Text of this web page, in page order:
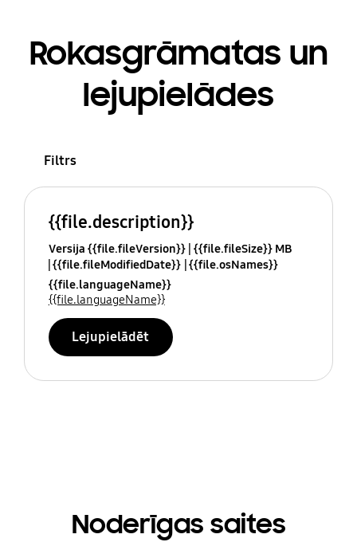
Rokasgrāmatas un
lejupielādes
Filtrs
{{file.description}}
Versija {{file.fileVersion}} {{file.fileSize}} MB
{{file.fileModifiedDate}} {{file.osNames}}
{{file.languageName}}
{{file.languageName}}
Lejupielādēt
Noderīgas saites